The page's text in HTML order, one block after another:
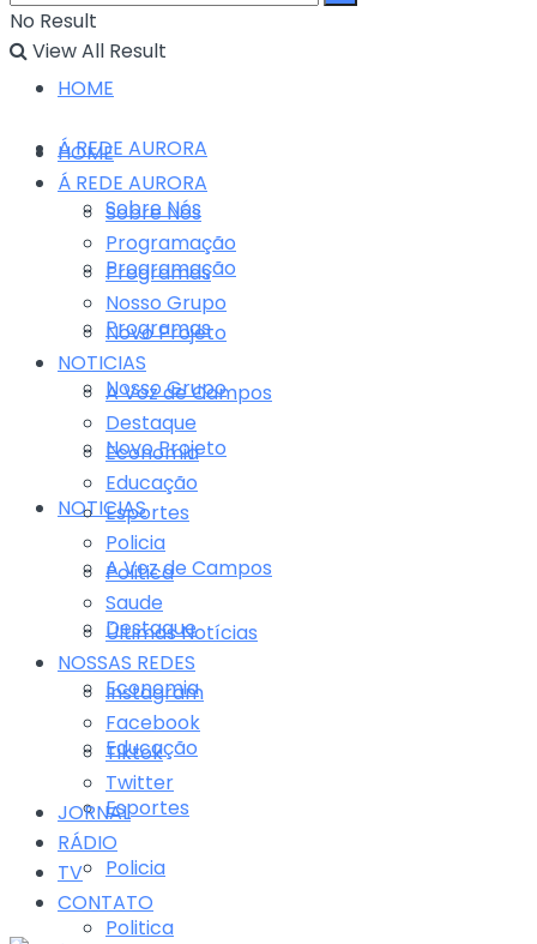
No Result
View All Result
HOME
Á REDE AURORA
Sobre Nós
Programação
Programas
Nosso Grupo
Novo Projeto
NOTICIAS
A Voz de Campos
Destaque
Economia
Educação
Esportes
Policia
Politica
HOME
Á REDE AURORA
Sobre Nós
Programação
Programas
Nosso Grupo
Novo Projeto
NOTICIAS
A Voz de Campos
Destaque
Economia
Educação
Esportes
Policia
Politica
Saude
Últimas Notícias
NOSSAS REDES
Instagram
Facebook
Tiktok
Twitter
JORNAL
RÁDIO
TV
CONTATO